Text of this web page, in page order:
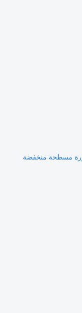
مسطحة منخفضة